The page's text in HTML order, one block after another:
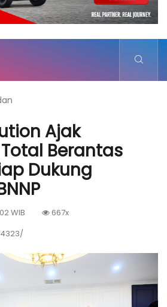
Ajak
Berantas
Dukung
WIB
667x